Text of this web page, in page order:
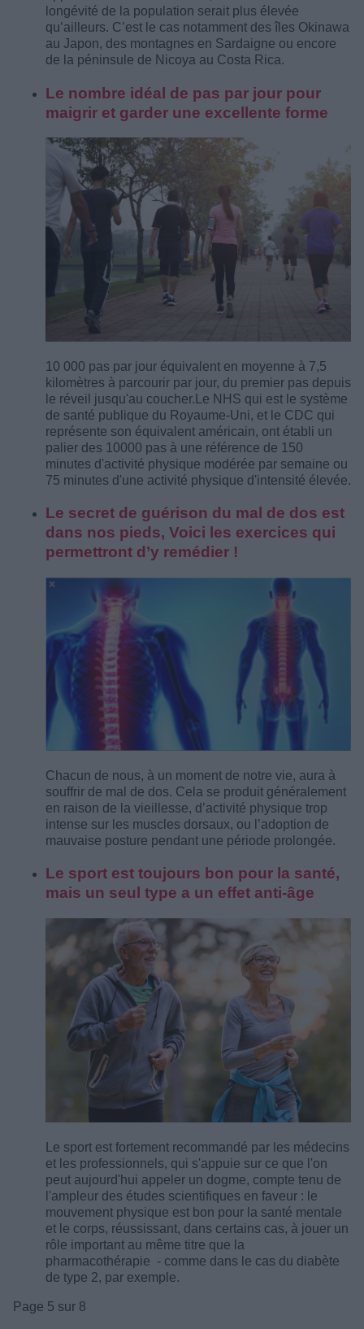
longévité de la population serait plus élevée
qu’ailleurs. C’est le cas notamment des îles Okinawa
au Japon, des montagnes en Sardaigne ou encore
de la péninsule de Nicoya au Costa Rica.
Le nombre idéal de pas par jour pour
maigrir et garder une excellente forme
10 000 pas par jour équivalent en moyenne à 7,5
kilomètres à parcourir par jour, du premier pas depuis
le réveil jusqu'au coucher. Le NHS qui est le système
de santé publique du Royaume-Uni, et le CDC qui
représente son équivalent américain, ont établi un
palier des 10000 pas à une référence de 150
minutes d'activité physique modérée par semaine ou
75 minutes d'une activité physique d'intensité élevée.
Le secret de guérison du mal de dos est
dans nos pieds, Voici les exercices qui
permettront d’y remédier !
Chacun de nous, à un moment de notre vie, aura à
souffrir de mal de dos. Cela se produit généralement
en raison de la vieillesse, d’activité physique trop
intense sur les muscles dorsaux, ou l’adoption de
mauvaise posture pendant une période prolongée.
Le sport est toujours bon pour la santé,
mais un seul type a un effet anti-âge
Le sport est fortement recommandé par les médecins
et les professionnels, qui s'appuie sur ce que l'on
peut aujourd'hui appeler un dogme, compte tenu de
l'ampleur des études scientifiques en faveur : le
mouvement physique est bon pour la santé mentale
et le corps, réussissant, dans certains cas, à jouer un
rôle important au même titre que la
pharmacothérapie - comme dans le cas du diabète
de type 2, par exemple.
Page 5 sur 8